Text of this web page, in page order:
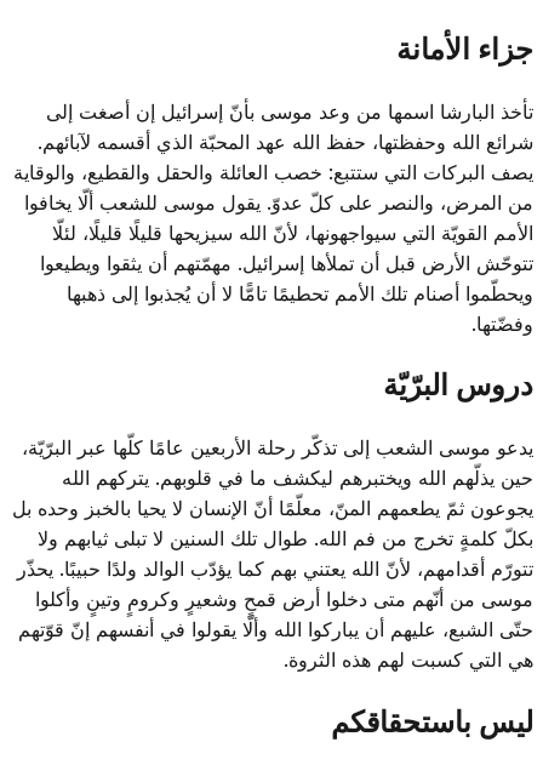
جزاء الأمانة
تأخذ البارشا اسمها من وعد موسى بأنّ إسرائيل إن أصغت إلى
شرائع الله وحفظتها، حفظ الله عهد المحبّة الذي أقسمه لآبائهم.
يصف البركات التي ستتبع: خصب العائلة والحقل والقطيع، والوقاية
من المرض، والنصر على كلّ عدوّ. يقول موسى للشعب ألّا يخافوا
الأمم القويّة التي سيواجهونها، لأنّ الله سيزيحها قليلًا قليلًا، لئلّا
تتوحّش الأرض قبل أن تملأها إسرائيل. مهمّتهم أن يثقوا ويطيعوا
ويحطّموا أصنام تلك الأمم تحطيمًا تامًّا لا أن يُجذبوا إلى ذهبها
وفضّتها.
دروس البرّيّة
يدعو موسى الشعب إلى تذكّر رحلة الأربعين عامًا كلّها عبر البرّيّة،
حين يذلّهم الله ويختبرهم ليكشف ما في قلوبهم. يتركهم الله
يجوعون ثمّ يطعمهم المنّ، معلّمًا أنّ الإنسان لا يحيا بالخبز وحده بل
بكلّ كلمةٍ تخرج من فم الله. طوال تلك السنين لا تبلى ثيابهم ولا
تتورّم أقدامهم، لأنّ الله يعتني بهم كما يؤدّب الوالد ولدًا حبيبًا. يحذّر
موسى من أنّهم متى دخلوا أرض قمحٍ وشعيرٍ وكرومٍ وتينٍ وأكلوا
حتّى الشبع، عليهم أن يباركوا الله وألّا يقولوا في أنفسهم إنّ قوّتهم
هي التي كسبت لهم هذه الثروة.
ليس باستحقاقكم